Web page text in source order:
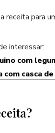
receita para
interessar:
com
com casca